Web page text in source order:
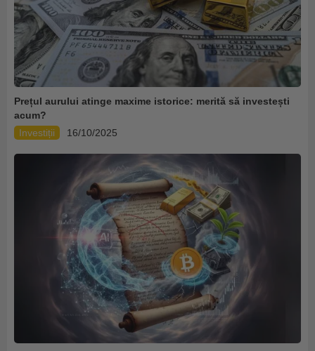
Prețul aurului atinge maxime istorice: merită să investești
acum?
Investiții
16/10/2025